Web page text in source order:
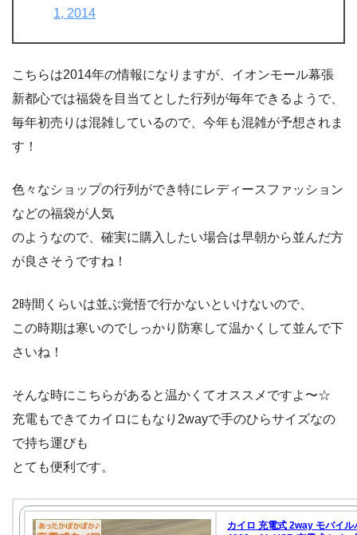
1, 2014
こちらは2014年の情報になりますが、イオンモール幕張
新都心では福袋を目当てとした行列が毎年できるようで、
毎年初売りは混雑しているので、今年も混雑が予想されま
す！
色々なショップの行列ができ特にレディースファッション
などの福袋が人気
のようなので、確実に購入したい場合は早朝から並んだ方
が良さそうですね！
2時間くらいは並ぶ覚悟で行かないといけないので、
この時期は寒いのでしっかり防寒して温かくして並んで下
さいね！
そんな時にこちらがあると温かくてオススメですよ〜☆
充電もできてカイロにもなり2wayで手のひらサイズなの
で持ち運びも
とても便利です。
カイロ 充電式 2way モバイル